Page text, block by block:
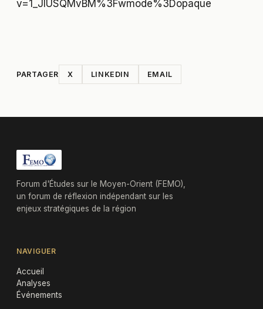
v=1_JlUSQMvBM%3Fwmode%3Dopaque
PARTAGER X LINKEDIN EMAIL
Forum d'Études sur le Moyen-Orient (FEMO),
un forum de réflexion indépendant sur les
enjeux stratégiques de la région
NAVIGUER
Accueil
Analyses
Événements